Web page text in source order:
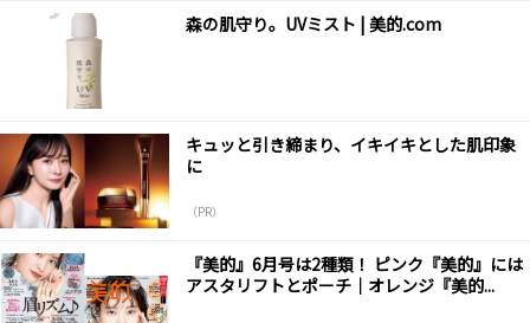
森の肌守り。UVミスト | 美的.com
キュッと引き締まり、イキイキとした肌印象
に
（PR）
『美的』6月号は2種類！ ピンク『美的』には
アスタリフトとポーチ｜オレンジ『美的...